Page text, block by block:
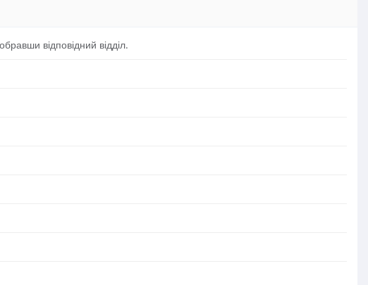
відповідний відділ.